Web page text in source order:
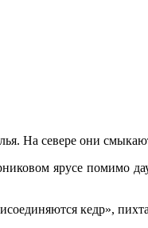
На се­вере они
ярусе помимо
кедр»,